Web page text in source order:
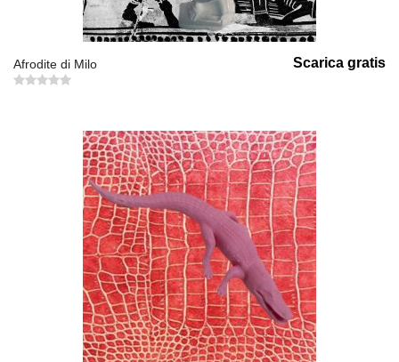
Afrodite di Milo Scarica gratis